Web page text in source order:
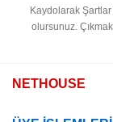
Kaydolarak Şartlar
olursunuz.
NETHOUSE